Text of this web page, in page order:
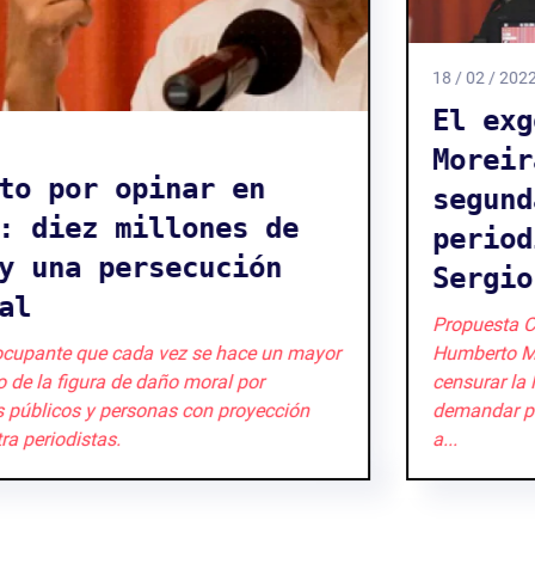
18 / 02 / 2022
El exgobernador Humberto
segunda ocasión al
periodista y académico
Sergio Aguayo
Propuesta Cívica y ARTICLE 19 rechazan el actuar de
Humberto Moreira, quien nuevamente busca
censurar la libertad de expresión y vuelve a
demandar por daño moral a Sergio Aguayo, escritor,
a...